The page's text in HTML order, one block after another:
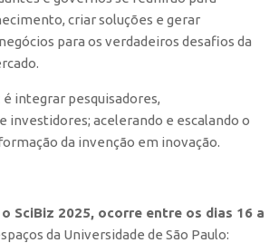
Preto
Carlos
criar soluções e gerar
para os verdadeiros desafios da
é integrar pesquisadores,
investidores; acelerando e escalando o
da invenção em inovação.
o SciBiz 2025, ocorre entre os dias 16 a
da Universidade de São Paulo: